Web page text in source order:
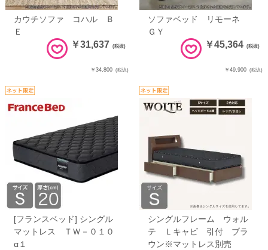
カウチソファ コハル Ｂ
Ｅ
￥31,637 (税抜)
￥34,800 (税込)
ソファベッド リモーネ
ＧＹ
￥45,364 (税抜)
￥49,900 (税込)
[フランスベッド] シングル
マットレス ＴＷ－０１０
α１
シングルフレーム ウォル
テ Ｌキャビ 引付 ブラ
ウン※マットレス別売